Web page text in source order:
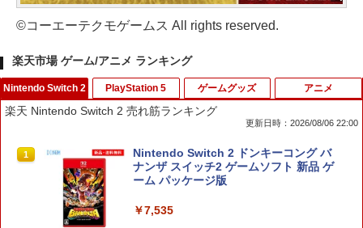
©コーエーテクモゲームス All rights reserved.
楽天市場 ゲーム/アニメ ランキング
Nintendo Switch 2
楽天 Nintendo Switch 2 売れ筋ランキング
更新日時：2026/08/06 22:00
1
Nintendo Switch 2 ドンキーコング バ
ナンザ スイッチ2 ゲームソフト 新品 ゲ
ーム パッケージ版
￥7,535
PlayStation 5 ゲームグッズ アニメ